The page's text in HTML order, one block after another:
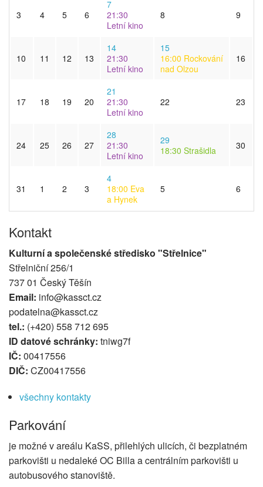
3 4 5 6
7
21:30
Letní kino
8 9
10 11 12 13
14
21:30
Letní kino
15
16:00 Rockování
nad Olzou
16
17 18 19 20
21
21:30
Letní kino
22 23
24 25 26 27
28
21:30
Letní kino
29
18:30 Strašidla 30
31 1 2 3
4
18:00 Eva
a Hynek
5 6
Kontakt
Kulturní a společenské středisko "Střelnice"
Střelniční 256/1
737 01 Český Těšín
Email: info@kassct.cz
podatelna@kassct.cz
tel.: (+420) 558 712 695
ID datové schránky: tniwg7f
IČ: 00417556
DIČ: CZ00417556
všechny kontakty
Parkování
je možné v areálu KaSS, přilehlých ulicích, či bezplatném
parkovišti u nedaleké OC Billa a centrálním parkovišti u
autobusového stanoviště.